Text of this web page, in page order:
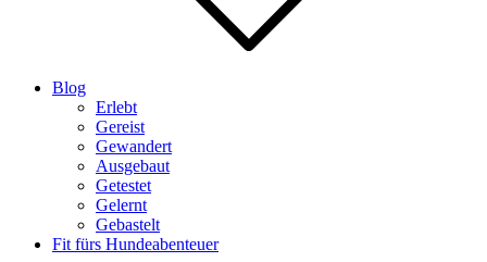
Blog
Erlebt
Gereist
Gewandert
Ausgebaut
Getestet
Gelernt
Gebastelt
Fit fürs Hundeabenteuer